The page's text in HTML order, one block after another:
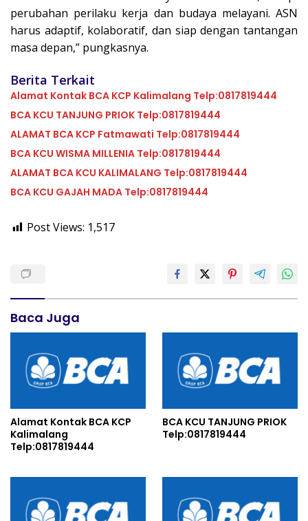
perubahan perilaku kerja dan budaya melayani. ASN
harus adaptif, kolaboratif, dan siap dengan tantangan
masa depan,” pungkasnya.
Berita Terkait
Alamat Kontak BCA KCP Kalimalang Telp:0817819444
BCA KCU TANJUNG PRIOK Telp:0817819444
ALAMAT BCA KCP Fatmawati Telp:0817819444
BCA KCU WISMA MILLENIA Telp:0817819444
ALAMAT BCA KCU KALIMALANG Telp:0817819444
BCA KCU GAJAH MADA Telp:0817819444
Post Views: 1,517
Baca Juga
Alamat Kontak BCA KCP
Kalimalang
Telp:0817819444
BCA KCU TANJUNG PRIOK
Telp:0817819444